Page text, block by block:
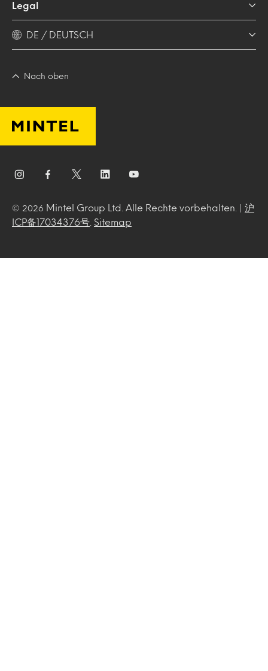
Legal
DE / DEUTSCH
Nach oben
© 2026 Mintel Group Ltd. Alle Rechte vorbehalten. | 沪
ICP备17034376号
Sitemap